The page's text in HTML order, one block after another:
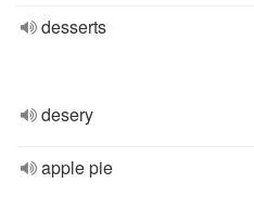
desserts
desery
apple pie